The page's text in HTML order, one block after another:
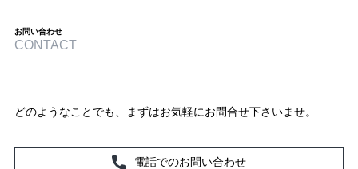
お問い合わせ
CONTACT
どのようなことでも、まずはお気軽にお問合せ下さいませ。
電話でのお問い合わせ